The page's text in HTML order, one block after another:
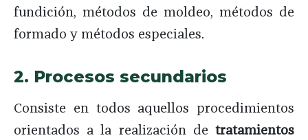
fundición, métodos de moldeo, métodos de
formado y métodos especiales.
2. Procesos secundarios
Consiste en todos aquellos procedimientos
orientados a la realización de tratamientos